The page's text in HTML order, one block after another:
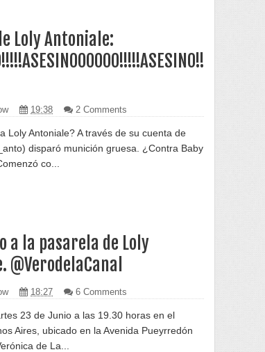
Loly Antoniale:
19:38 2 Comments
Loly Antoniale? A través de su cuenta de
disparó munición gruesa. ¿Contra Baby
co...
a la pasarela de Loly
@VerodelaCanal
18:27 6 Comments
23 de Junio a las 19.30 horas en el
Aires, ubicado en la Avenida Pueyrredón
de La...